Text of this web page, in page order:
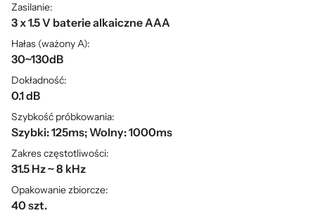
Zasilanie:
3 x 1.5 V baterie alkaiczne AAA
Hałas (ważony A):
30~130dB
Dokładność:
0.1 dB
Szybkość próbkowania:
Szybki: 125ms; Wolny: 1000ms
Zakres częstotliwości:
31.5 Hz ~ 8 kHz
Opakowanie zbiorcze:
40 szt.